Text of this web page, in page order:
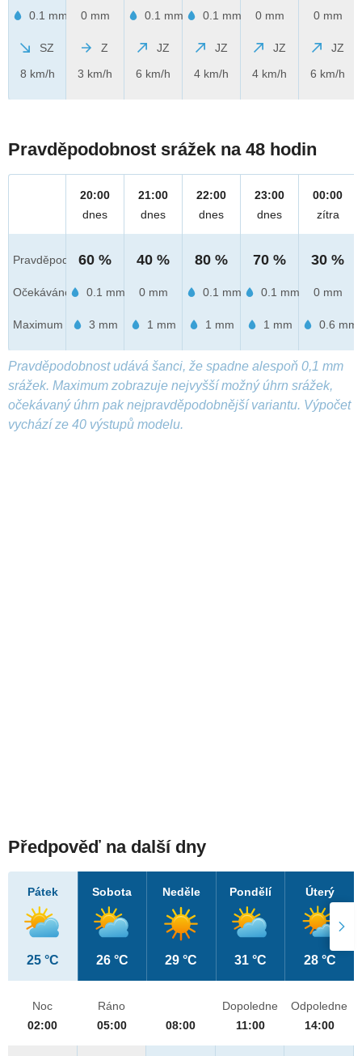
0.1 mm
SZ
8 km/h
0 mm
Z
3 km/h
0.1 mm
JZ
6 km/h
0.1 mm
JZ
4 km/h
0 mm
JZ
4 km/h
0 mm
JZ
6 km/h
Pravděpodobnost srážek na 48 hodin
Pravděpod.
Očekáváno
Maximum
20:00
dnes
60 %
0.1 mm
3 mm
21:00
dnes
40 %
0 mm
1 mm
22:00
dnes
80 %
0.1 mm
1 mm
23:00
dnes
70 %
0.1 mm
1 mm
00:00
zítra
30 %
0 mm
0.6 mm
Pravděpodobnost udává šanci, že spadne alespoň 0,1 mm
srážek. Maximum zobrazuje nejvyšší možný úhrn srážek,
očekávaný úhrn pak nejpravděpodobnější variantu. Výpočet
vychází ze 40 výstupů modelu.
Předpověď na další dny
Pátek
25 °C
Sobota
26 °C
Neděle
29 °C
Pondělí
31 °C
Úterý
28 °C
Noc
02:00
Ráno
05:00
08:00
Dopoledne
11:00
Odpoledne
14:00